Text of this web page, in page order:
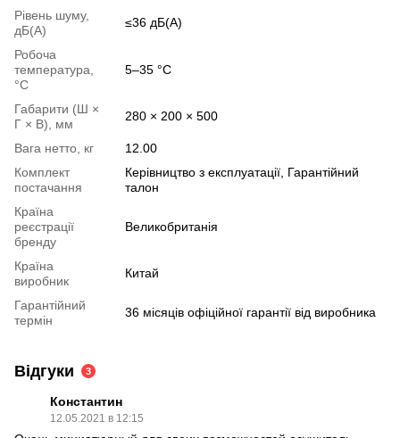
Рівень шуму,
дБ(А)
≤36 дБ(A)
Робоча
температура,
°С
5–35 °C
Габарити (Ш ×
Г × В), мм
280 × 200 × 500
Вага нетто, кг
12.00
Комплект
постачання
Керівництво з експлуатації, Гарантійний
талон
Країна
реєстрації
бренду
Великобританія
Країна
виробник
Китай
Гарантійний
термін
36 місяців офіційної гарантії від виробника
Відгуки 3
Константин
12.05.2021 в 12:15